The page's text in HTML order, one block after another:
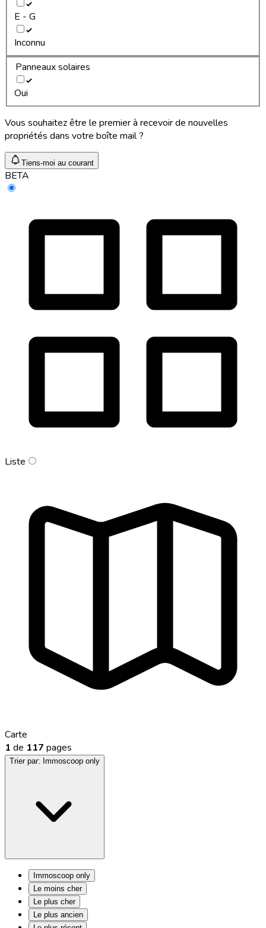
E - G
Inconnu
Panneaux solaires
Oui
Vous souhaitez être le premier à recevoir de nouvelles
propriétés dans votre boîte mail ?
Tiens-moi au courant
BETA
Liste
Carte
1 de 117 pages
Trier par: Immoscoop only
Immoscoop only
Le moins cher
Le plus cher
Le plus ancien